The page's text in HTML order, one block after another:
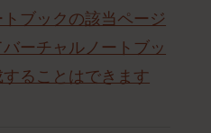
ブックの該当ページ
ーチャルノートブッ
ることはできます